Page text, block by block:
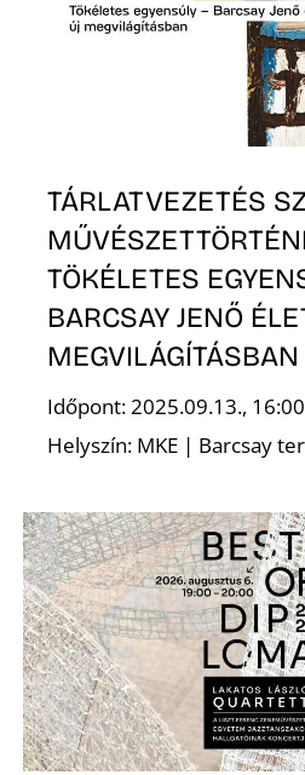
TÁRLATVEZETÉS
TÖKÉLETES
BARCSAY JENŐ
MEGVILÁGÍTÁSBAN
Időpont: 2025.09.13., 16:00
Helyszín: MKE | Barcsay